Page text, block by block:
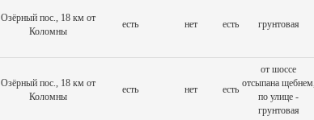
Озёрный пос., 18 км от
Коломны
есть нет есть грунтовая
Озёрный пос., 18 км от
Коломны
есть нет есть
от шоссе
отсыпана щебнем,
по улице -
грунтовая